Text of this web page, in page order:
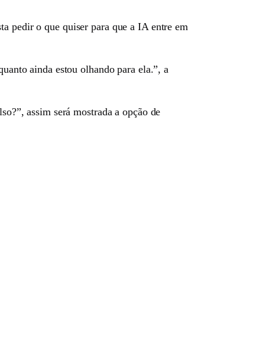
pedir o que quiser para que a IA entre em
ainda estou olhando para ela.”, a
assim será mostrada a opção de